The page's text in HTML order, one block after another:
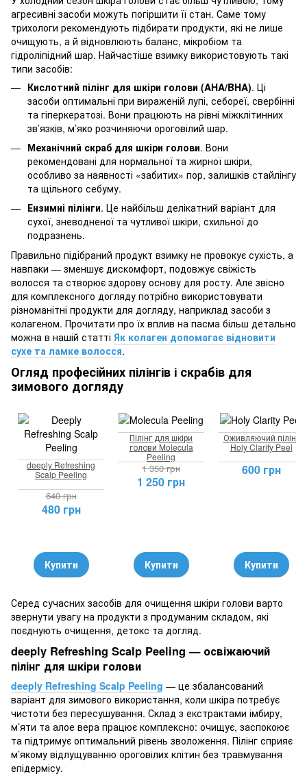
агресивні засоби можуть погіршити її стан. Саме тому
трихологи рекомендують підбирати продукти, які не лише
очищують, а й відновлюють баланс, мікробіом та
гідроліпідний шар. Найчастіше взимку використовують такі
типи засобів:
Кислотний пілінг для шкіри голови (AHA/BHA). Ці
засоби оптимальні при вираженій лупі, себореї, свербінні
та гіперкератозі. Вони працюють на рівні міжклітинних
зв’язків, м’яко розчиняючи ороговілий шар.
Механічний скраб для шкіри голови. Вони
рекомендовані для нормальної та жирної шкіри,
особливо за наявності «забитих» пор, залишків стайлінгу
та щільного себуму.
Ензимні пілінги. Це найбільш делікатний варіант для
сухої, зневодненої та чутливої шкіри, схильної до
подразнень.
Правильно підібраний продукт взимку не провокує сухість, а
навпаки — зменшує дискомфорт, подовжує свіжість
волосся та створює здорову основу для росту. Але звісно
для комплексного догляду потрібно використовувати
різноманітні продукти для догляду, наприклад засоби з
колагеном. Прочитати про їх вплив на пасма більш детально
можна в нашій статті Як колаген допомагає відновити
сухе та ламке волосся.
Огляд професійних пілінгів і скрабів для
зимового догляду
deeply Refreshing
Scalp Peeling
640 грн
480 грн
Купити
Пілінг для шкіри
голови Molecula
Peeling
1 350 грн
1 250 грн
Купити
Оживляючий пілінг
Holy Clarity Peel
600 грн
Купити
Серед сучасних засобів для очищення шкіри голови варто
звернути увагу на продукти з продуманим складом, які
поєднують очищення, детокс та догляд.
deeply Refreshing Scalp Peeling — освіжаючий
пілінг для шкіри голови
deeply Refreshing Scalp Peeling — це збалансований
варіант для зимового використання, коли шкіра потребує
чистоти без пересушування. Склад з екстрактами імбиру,
м’яти та алое вера працює комплексно: очищує, заспокоює
та підтримує оптимальний рівень зволоження. Пілінг сприяє
м’якому відлущуванню ороговілих клітин без травмування
епідермісу.